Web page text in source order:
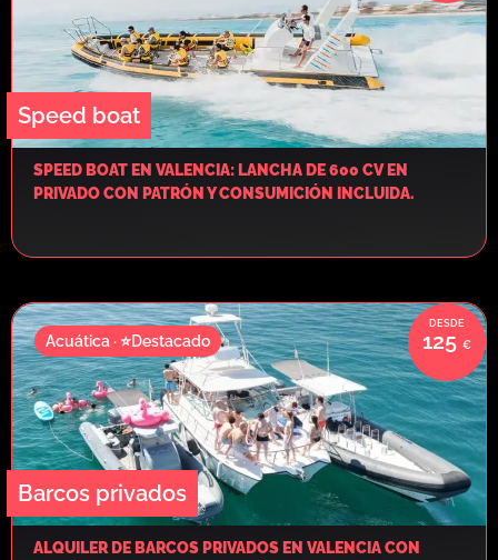
Speed boat
SPEED BOAT EN VALENCIA: LANCHA DE 600 CV EN
PRIVADO CON PATRÓN Y CONSUMICIÓN INCLUIDA.
Barcos privados
125
Acuática · ⭐Destacado
ALQUILER DE BARCOS PRIVADOS EN VALENCIA CON